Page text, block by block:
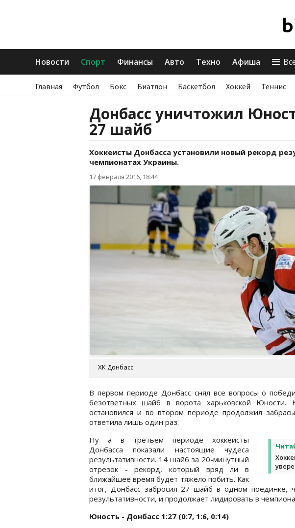
Новости Спорт Финансы Авто Техно Афиша
Главная Футбол Бокс Биатлон Баскетбол Хоккей Теннис
Донбасс уничтожил
27 шайб
Хоккеисты Донбасса установили новый рекорд
чемпионатах Украины.
17 февраля 2016, 18:44
ХК Донбасс
В первом периоде Донбасс снял все вопросы о
безответных шайб в ворота харьковской Юности.
остановился и во втором периоде продолжил
ответила лишь один раз.
Ну а в третьем периоде хоккеисты
Донбасса показали настоящие чудеса
результативности. 14 шайб за 20-минутный
отрезок - рекорд, который вряд ли в
ближайшее время будет тяжело побить. Как
итог, Донбасс забросил 27 шайб в одном поединке,
результативности, и продолжает лидировать в
Юность - Донбасс 1:27 (0:7, 1:6, 0:14)